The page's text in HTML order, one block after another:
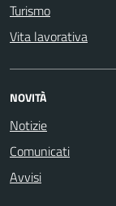
Turismo
Vita lavorativa
NOVITÀ
Notizie
Comunicati
Avvisi